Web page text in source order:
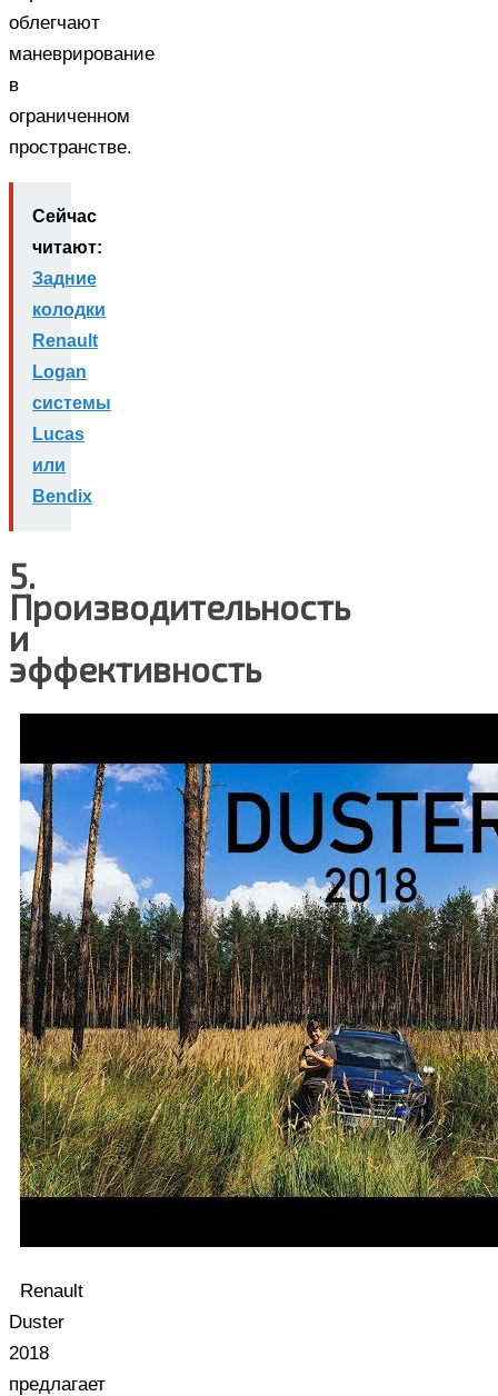
облегчают
маневрирование
в
ограниченном
пространстве.
Сейчас
читают:
Задние
колодки
Renault
Logan
системы
Lucas
или
Bendix
5.
Производительность
и
эффективность
Renault
Duster
2018
предлагает